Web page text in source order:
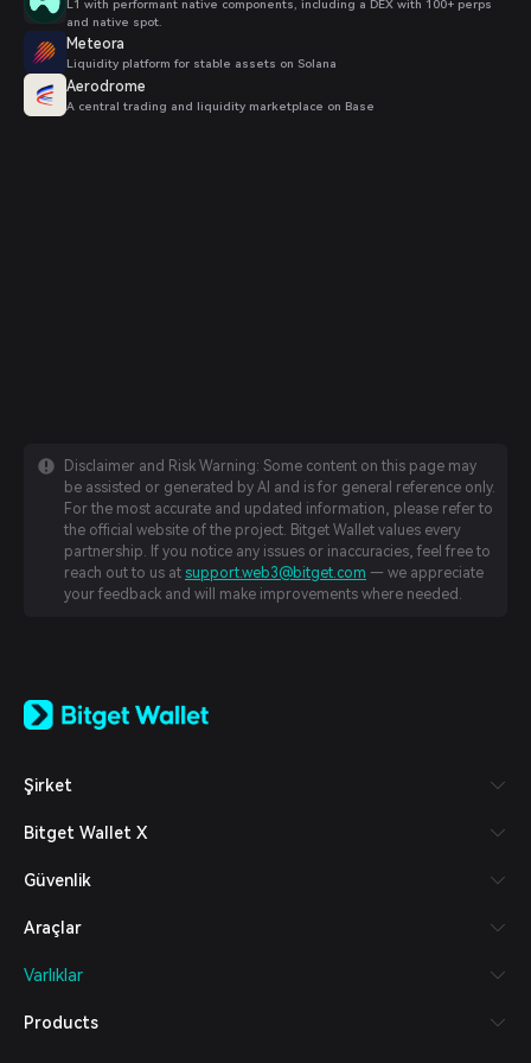
L1 with performant native components, including a DEX with 100+ perps
and native spot.
Meteora
Liquidity platform for stable assets on Solana
Aerodrome
A central trading and liquidity marketplace on Base
Disclaimer and Risk Warning: Some content on this page may
be assisted or generated by AI and is for general reference only.
For the most accurate and updated information, please refer to
the official website of the project. Bitget Wallet values every
partnership. If you notice any issues or inaccuracies, feel free to
reach out to us at support.web3@bitget.com — we appreciate
your feedback and will make improvements where needed.
日本語
Español (Latinoamérica)
Italiano
Deutsch
繁體中文
Bahasa Indonesia
Şirket
Bitget Wallet X
Güvenlik
Araçlar
Varlıklar
Products